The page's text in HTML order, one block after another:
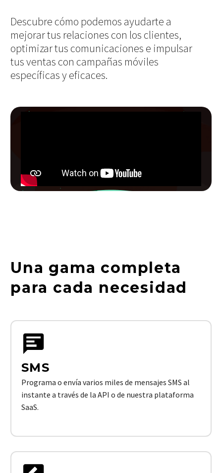
Descubre cómo podemos ayudarte a
mejorar tus relaciones con los clientes,
optimizar tus comunicaciones e impulsar
tus ventas con campañas móviles
específicas y eficaces.
Una gama completa
para cada necesidad
SMS
Programa o envía varios miles de mensajes SMS al
instante a través de la API o de nuestra plataforma
SaaS.